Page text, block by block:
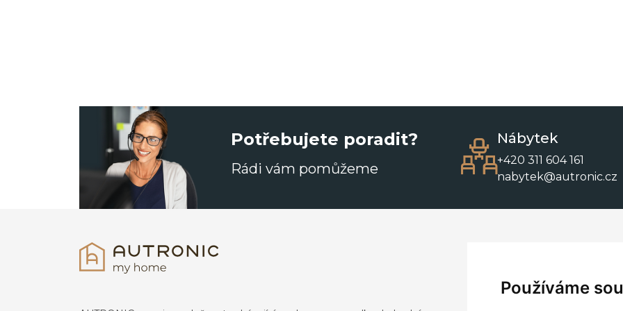
Používáme
Potřebujete poradit?
Rádi vám pomůžeme
Nábytek
+420 311 604 161
nabytek@autronic.cz